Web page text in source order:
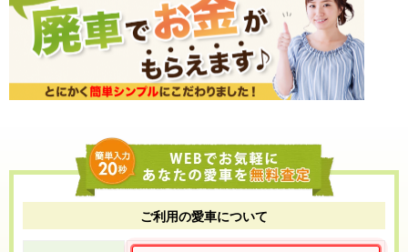
ご利用の愛車について